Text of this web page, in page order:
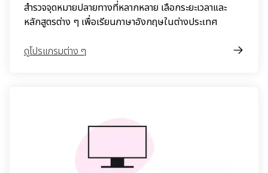
สำรวจจุดหมายปลายทางที่หลากหลาย เลือกระยะเวลาและ
หลักสูตรต่าง ๆ เพื่อเรียนภาษาอังกฤษในต่างประเทศ
ดูโปรแกรมต่าง ๆ